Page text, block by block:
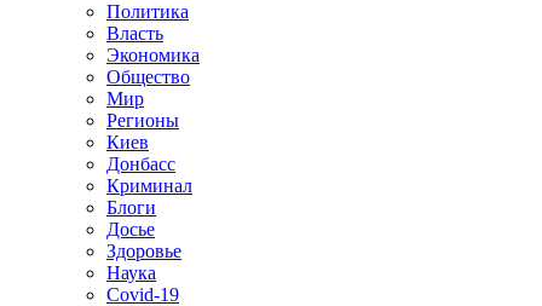
Политика
Власть
Экономика
Общество
Мир
Регионы
Киев
Донбасс
Криминал
Блоги
Досье
Здоровье
Наука
Covid-19